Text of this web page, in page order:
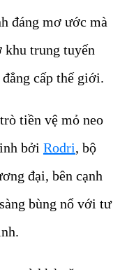
đáng mơ ước mà
trung tuyến
cấp thế giới.
tiền vệ mỏ neo
bởi Rodri, bộ
đại, bên cạnh
bùng nổ với tư